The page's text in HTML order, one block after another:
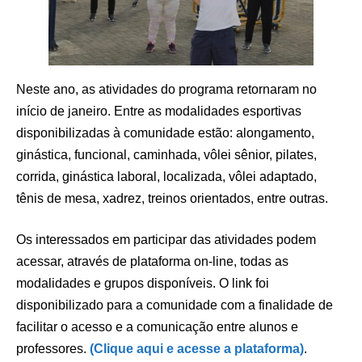
Neste ano, as atividades do programa retornaram no
início de janeiro. Entre as modalidades esportivas
disponibilizadas à comunidade estão: alongamento,
ginástica, funcional, caminhada, vôlei sênior, pilates,
corrida, ginástica laboral, localizada, vôlei adaptado,
tênis de mesa, xadrez, treinos orientados, entre outras.
Os interessados em participar das atividades podem
acessar, através de plataforma on-line, todas as
modalidades e grupos disponíveis. O link foi
disponibilizado para a comunidade com a finalidade de
facilitar o acesso e a comunicação entre alunos e
professores. (Clique aqui e acesse a plataforma).